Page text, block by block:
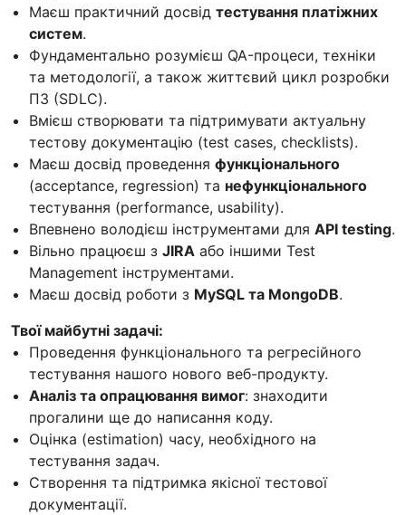
Маєш практичний досвід тестування платіжних
систем.
Фундаментально розумієш QA-процеси, техніки
та методології, а також життєвий цикл розробки
ПЗ (SDLC).
Вмієш створювати та підтримувати актуальну
тестову документацію (test cases, checklists).
Маєш досвід проведення функціонального
(acceptance, regression) та нефункціонального
тестування (performance, usability).
Впевнено володієш інструментами для API testing.
Вільно працюєш з JIRA або іншими Test
Management інструментами.
Маєш досвід роботи з MySQL та MongoDB.
Твої майбутні задачі:
Проведення функціонального та регресійного
тестування нашого нового веб-продукту.
Аналіз та опрацювання вимог: знаходити
прогалини ще до написання коду.
Оцінка (estimation) часу, необхідного на
тестування задач.
Створення та підтримка якісної тестової
документації.